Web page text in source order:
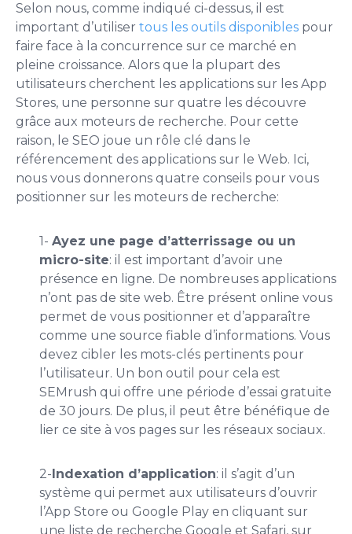
Selon nous, comme indiqué ci-dessus, il est
important d’utiliser tous les outils disponibles pour
faire face à la concurrence sur ce marché en
pleine croissance. Alors que la plupart des
utilisateurs cherchent les applications sur les App
Stores, une personne sur quatre les découvre
grâce aux moteurs de recherche. Pour cette
raison, le SEO joue un rôle clé dans le
référencement des applications sur le Web. Ici,
nous vous donnerons quatre conseils pour vous
positionner sur les moteurs de recherche:
1- Ayez une page d’atterrissage ou un
micro-site: il est important d’avoir une
présence en ligne. De nombreuses applications
n’ont pas de site web. Être présent online vous
permet de vous positionner et d’apparaître
comme une source fiable d’informations. Vous
devez cibler les mots-clés pertinents pour
l’utilisateur. Un bon outil pour cela est
SEMrush qui offre une période d’essai gratuite
de 30 jours. De plus, il peut être bénéfique de
lier ce site à vos pages sur les réseaux sociaux.
2- Indexation d’application: il s’agit d’un
système qui permet aux utilisateurs d’ouvrir
l’App Store ou Google Play en cliquant sur
une liste de recherche Google et Safari, sur